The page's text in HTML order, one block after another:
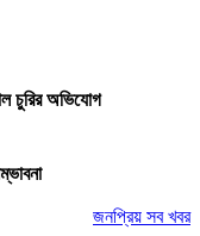
চুরির অভিযোগ
জনপ্রিয় সব খবর